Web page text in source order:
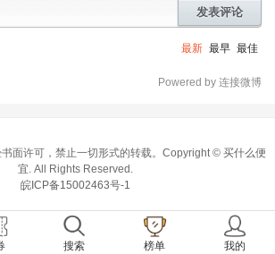
发表评论
最新 最早 最佳
Powered by 连接微博
面许可，禁止一切形式的转载。Copyright © 买什么便
宜 . All Rights Reserved.
皖ICP备15002463号-1
搜索 榜单 我的